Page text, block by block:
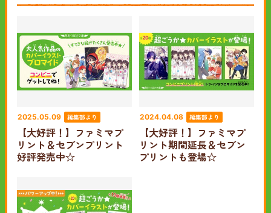
2025.05.09 編集部より
【大好評！】ファミマプ
リント＆セブンプリント
好評発売中☆
2024.04.08 編集部より
【大好評！】ファミマプ
リント期間延長＆セブン
プリントも登場☆